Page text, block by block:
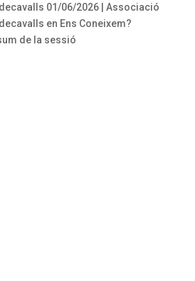
01/06/2026 | Associació
en Ens Coneixem?
de la sessió